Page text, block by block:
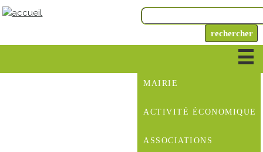
MAIRIE
ACTIVITÉ ÉCONOMIQUE
ASSOCIATIONS